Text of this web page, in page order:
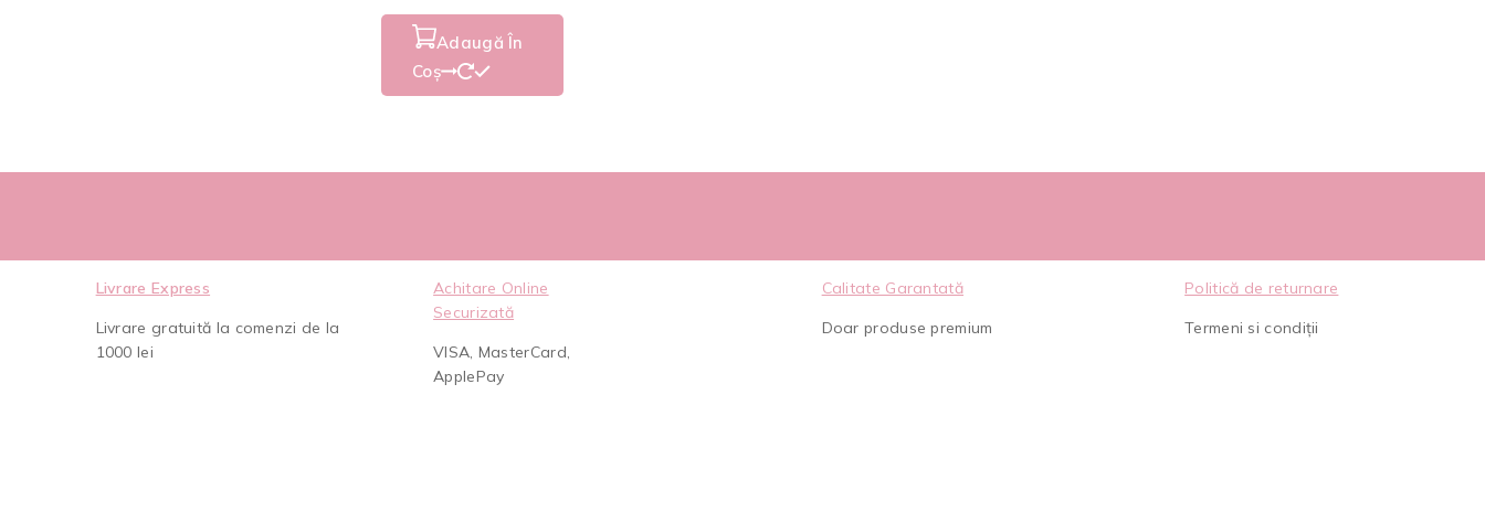
Adaugă În
Coș
Livrare Express
Livrare gratuită la comenzi de la
1000 lei
Achitare Online
Securizată
VISA, MasterCard,
ApplePay
Calitate Garantată
Doar produse premium
Politică de returnare
Termeni si condiții